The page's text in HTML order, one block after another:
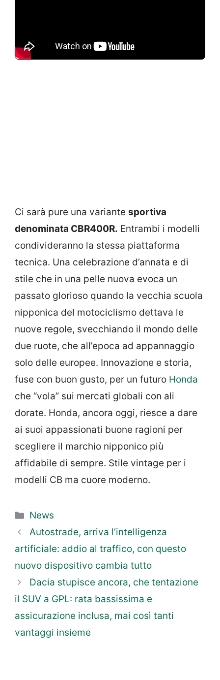
Ci sarà pure una variante sportiva
denominata CBR400R. Entrambi i modelli
condivideranno la stessa piattaforma
tecnica. Una celebrazione d’annata e di
stile che in una pelle nuova evoca un
passato glorioso quando la vecchia scuola
nipponica del motociclismo dettava le
nuove regole, svecchiando il mondo delle
due ruote, che all’epoca ad appannaggio
solo delle europee. Innovazione e storia,
fuse con buon gusto, per un futuro Honda
che “vola” sui mercati globali con ali
dorate. Honda, ancora oggi, riesce a dare
ai suoi appassionati buone ragioni per
scegliere il marchio nipponico più
affidabile di sempre. Stile vintage per i
modelli CB ma cuore moderno.
Categorie
News
Autostrade, arriva l’intelligenza
artificiale: addio al traffico, con questo
nuovo dispositivo cambia tutto
Dacia stupisce ancora, che tentazione
il SUV a GPL: rata bassissima e
assicurazione inclusa, mai così tanti
vantaggi insieme